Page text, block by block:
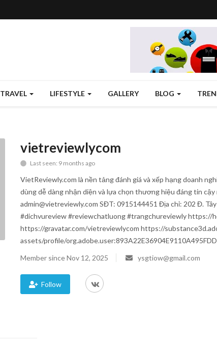
TRAVEL LIFESTYLE GALLERY BLOG
vietreviewlycom
Last seen: 9 months ago
VietReviewly.com là nền tảng đánh giá và xếp hạng doanh
dùng dễ dàng nhận diện và lựa chọn thương hiệu đáng tin
admin@vietreviewly.com SĐT: 0915144451 Địa chỉ: 202 Đ.
#dichvureview #reviewchatluong #trangchureviewly
https://gravatar.com/vietreviewlycom https://
assets/profile/
Member since Nov 12, 2025
ysgtiow@gmail.com
Follow